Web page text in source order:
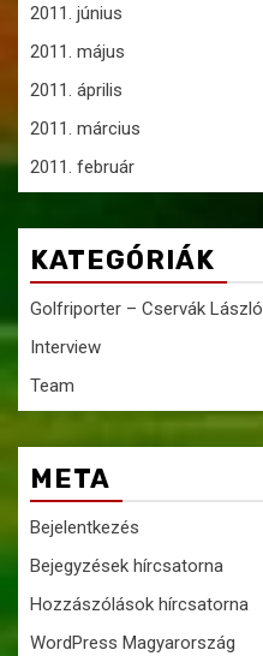
2011. június
2011. május
2011. április
2011. március
2011. február
KATEGÓRIÁK
Golfriporter – Cservák László
Interview
Team
META
Bejelentkezés
Bejegyzések hírcsatorna
Hozzászólások hírcsatorna
WordPress Magyarország